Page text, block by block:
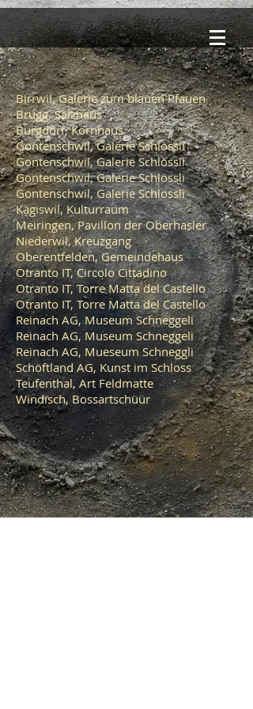
Birrwil, Galerie zum blauen Pfauen
Brugg, Salzhaus
Burgdorf, Kornhaus
Gontenschwil, Galerie Schlössli
Gontenschwil, Galerie Schlössli
Gontenschwil, Galerie Schlössli
Gontenschwil, Galerie Schlössli
Kägiswil, Kulturraum
Meiringen, Pavillon der Oberhasler
Niederwil, Kreuzgang
Oberentfelden, Gemeindehaus
Otranto IT, Circolo Cittadino
Otranto IT, Torre Matta del Castello
Otranto IT, Torre Matta del Castello
Reinach AG, Museum Schneggeli
Reinach AG, Museum Schneggeli
Reinach AG, Mueseum Schneggli
Schöftland AG, Kunst im Schloss
Teufenthal, Art Feldmatte
Windisch, Bossartschüür